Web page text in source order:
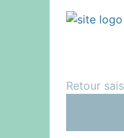
Retour